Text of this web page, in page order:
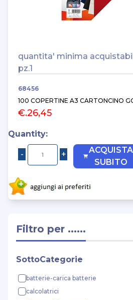
Filtro per ......
SottoCategorie
batterie-carica batterie
calcolatrici
quantita' minima
pz.1
68456
100 COPERTINE A3 CARTONCINO
€.26,45
Quantity:
ACQUISTA
SUBITO